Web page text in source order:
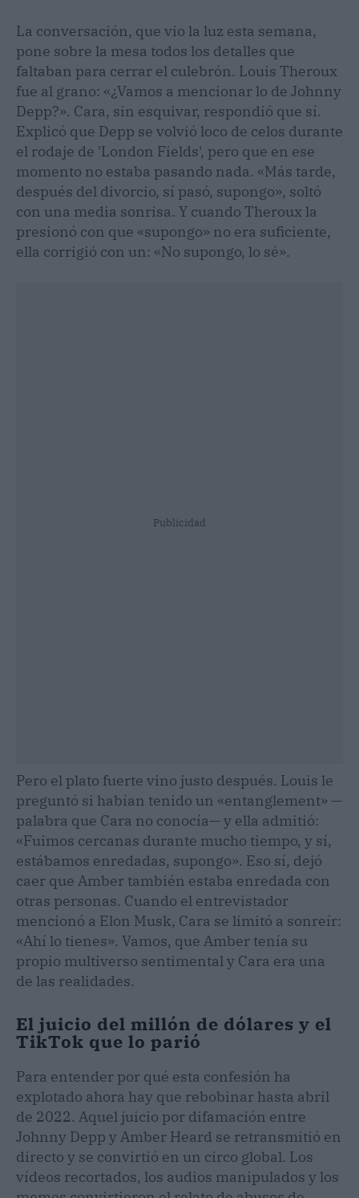
La conversación, que vio la luz esta semana,
pone sobre la mesa todos los detalles que
faltaban para cerrar el culebrón. Louis Theroux
fue al grano: «¿Vamos a mencionar lo de Johnny
Depp?». Cara, sin esquivar, respondió que sí.
Explicó que Depp se volvió loco de celos durante
el rodaje de 'London Fields', pero que en ese
momento no estaba pasando nada. «Más tarde,
después del divorcio, sí pasó, supongo», soltó
con una media sonrisa. Y cuando Theroux la
presionó con que «supongo» no era suficiente,
ella corrigió con un: «No supongo, lo sé».
Publicidad
Pero el plato fuerte vino justo después. Louis le
preguntó si habían tenido un «entanglement» —
palabra que Cara no conocía— y ella admitió:
«Fuimos cercanas durante mucho tiempo, y sí,
estábamos enredadas, supongo». Eso sí, dejó
caer que Amber también estaba enredada con
otras personas. Cuando el entrevistador
mencionó a Elon Musk, Cara se limitó a sonreír:
«Ahí lo tienes». Vamos, que Amber tenía su
propio multiverso sentimental y Cara era una
de las realidades.
El juicio del millón de dólares y el
TikTok que lo parió
Para entender por qué esta confesión ha
explotado ahora hay que rebobinar hasta abril
de 2022. Aquel juicio por difamación entre
Johnny Depp y Amber Heard se retransmitió en
directo y se convirtió en un circo global. Los
vídeos recortados, los audios manipulados y los